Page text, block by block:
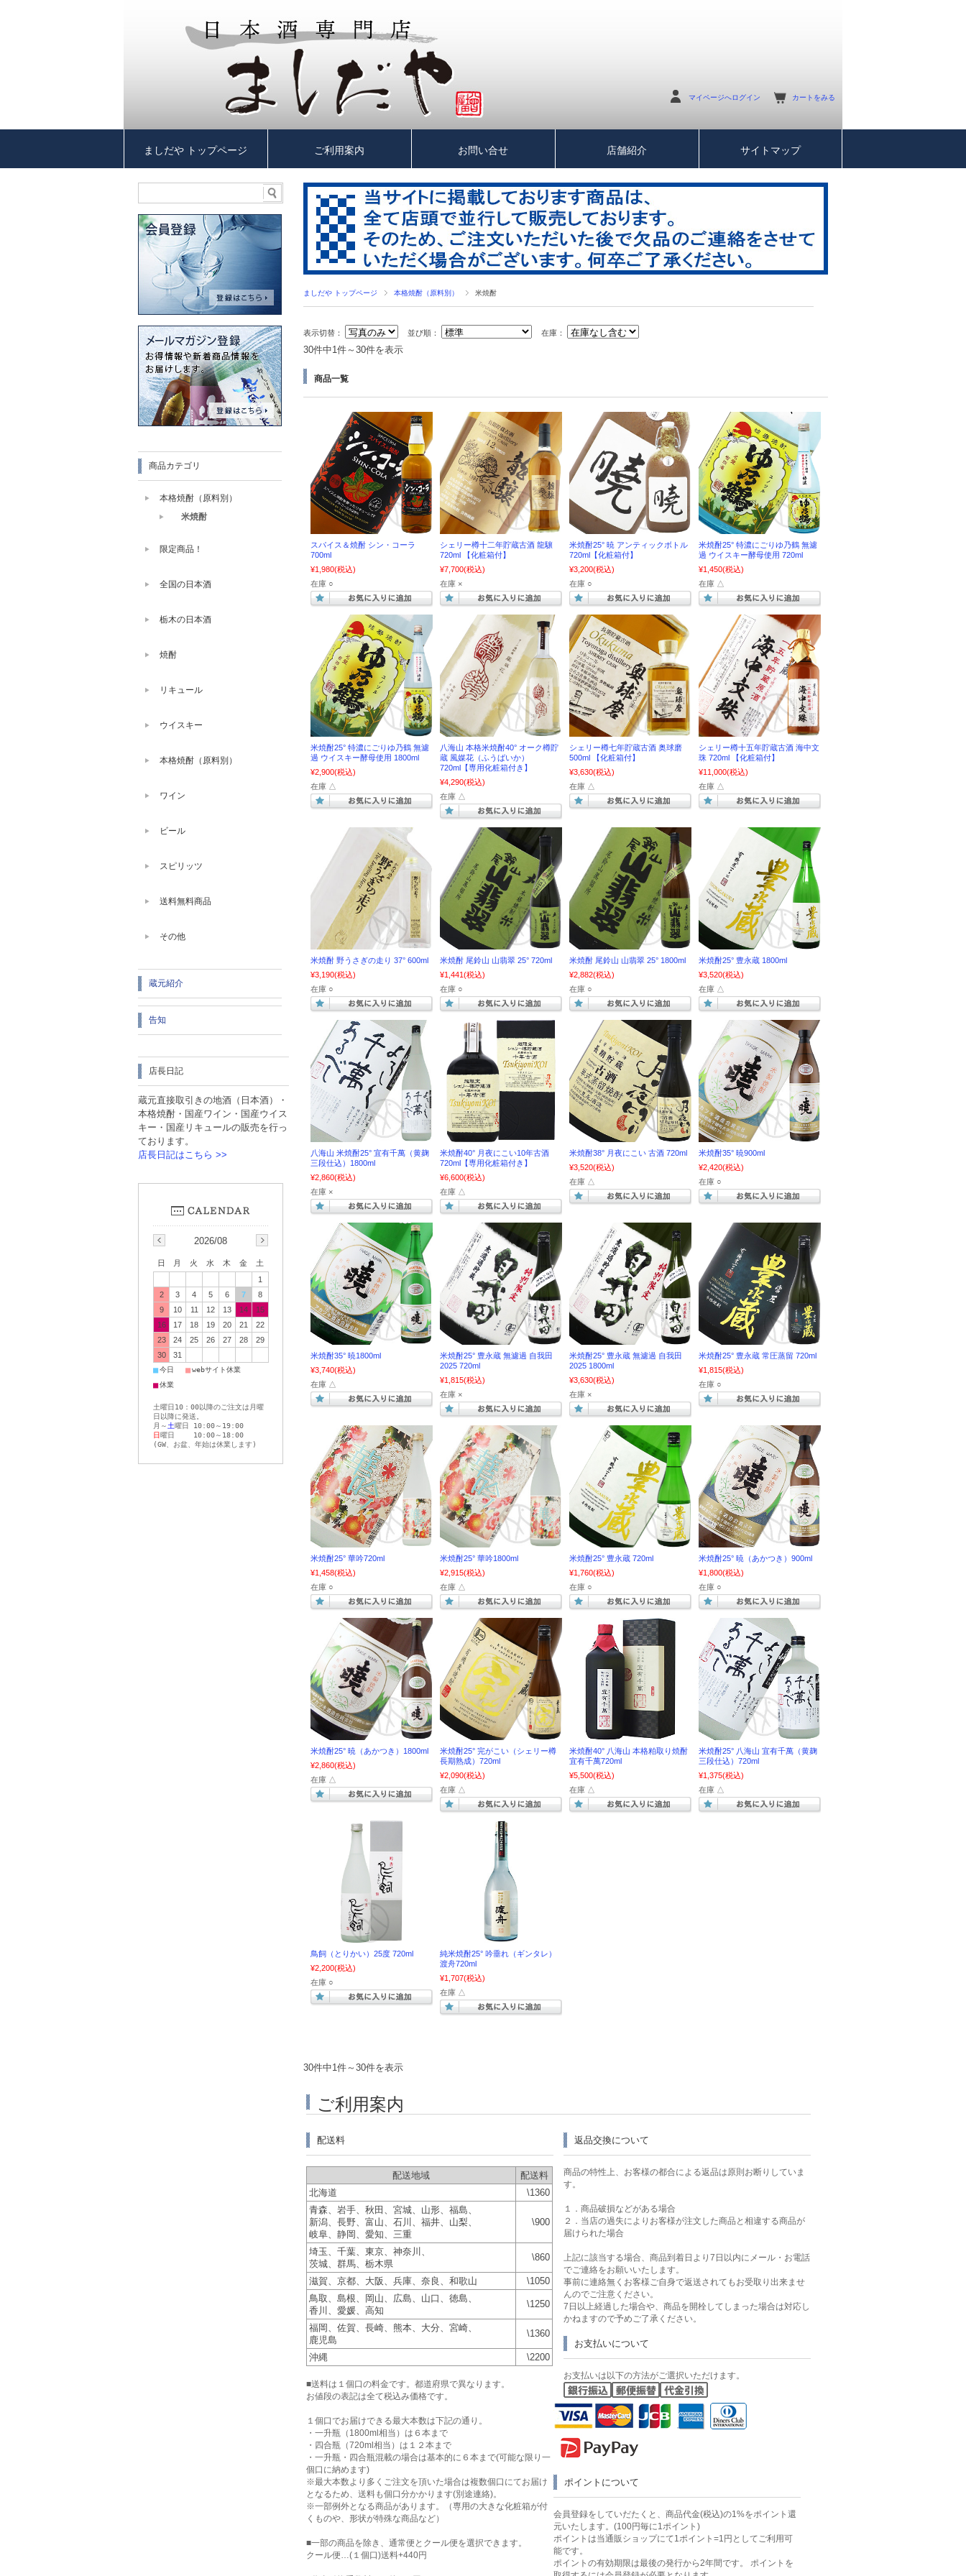
マイページへログイン カートをみる
ましだや トップページ ご利用案内 お問い合せ 店舗紹介 サイトマップ
ましだや トップページ 本格焼酎（原料別） 米焼酎
表示切替： 並び順： 在庫：
30件中1件～30件を表示
商品一覧
スパイス＆焼酎 シン・コーラ
700ml
¥1,980(税込)
在庫 ○
シェリー樽十二年貯蔵古酒 龍驤
720ml 【化粧箱付】
¥7,700(税込)
在庫 ×
米焼酎25° 暁 アンティックボトル
720ml【化粧箱付】
¥3,200(税込)
在庫 ○
米焼酎25° 特濃にごりゆ乃鶴 無濾
過 ウイスキー酵母使用 720ml
¥1,450(税込)
在庫 △
米焼酎25° 特濃にごりゆ乃鶴 無濾
過 ウイスキー酵母使用 1800ml
¥2,900(税込)
在庫 △
八海山 本格米焼酎40° オーク樽貯
蔵 風媒花（ふうばいか）
720ml【専用化粧箱付き】
¥4,290(税込)
在庫 △
シェリー樽七年貯蔵古酒 奥球磨
500ml 【化粧箱付】
¥3,630(税込)
在庫 △
シェリー樽十五年貯蔵古酒 海中文
珠 720ml 【化粧箱付】
¥11,000(税込)
在庫 △
米焼酎 野うさぎの走り 37° 600ml
¥3,190(税込)
在庫 ○
米焼酎 尾鈴山 山翡翠 25° 720ml
¥1,441(税込)
在庫 ○
米焼酎 尾鈴山 山翡翠 25° 1800ml
¥2,882(税込)
在庫 ○
米焼酎25° 豊永蔵 1800ml
¥3,520(税込)
在庫 △
八海山 米焼酎25° 宜有千萬（黄麹
三段仕込）1800ml
¥2,860(税込)
在庫 ×
米焼酎40° 月夜にこい10年古酒
720ml【専用化粧箱付き】
¥6,600(税込)
在庫 △
米焼酎38° 月夜にこい 古酒 720ml
¥3,520(税込)
在庫 △
米焼酎35° 暁900ml
¥2,420(税込)
在庫 ○
米焼酎35° 暁1800ml
¥3,740(税込)
在庫 △
米焼酎25° 豊永蔵 無濾過 自我田
2025 720ml
¥1,815(税込)
在庫 ×
米焼酎25° 豊永蔵 無濾過 自我田
2025 1800ml
¥3,630(税込)
在庫 ×
米焼酎25° 豊永蔵 常圧蒸留 720ml
¥1,815(税込)
在庫 ○
米焼酎25° 華吟720ml
¥1,458(税込)
在庫 ○
米焼酎25° 華吟1800ml
¥2,915(税込)
在庫 △
米焼酎25° 豊永蔵 720ml
¥1,760(税込)
在庫 ○
米焼酎25° 暁（あかつき）900ml
¥1,800(税込)
在庫 ○
米焼酎25° 暁（あかつき）1800ml
¥2,860(税込)
在庫 △
米焼酎25° 完がこい（シェリー樽
長期熟成）720ml
¥2,090(税込)
在庫 △
米焼酎40° 八海山 本格粕取り焼酎
宜有千萬720ml
¥5,500(税込)
在庫 △
米焼酎25° 八海山 宜有千萬（黄麹
三段仕込）720ml
¥1,375(税込)
在庫 △
鳥飼（とりかい）25度 720ml
¥2,200(税込)
在庫 ○
純米焼酎25° 吟垂れ（ギンタレ）
渡舟720ml
¥1,707(税込)
在庫 △
30件中1件～30件を表示
ご利用案内
配送料
配送地域
配送料
北海道
\1360
青森、岩手、秋田、宮城、山形、福島、
新潟、長野、富山、石川、福井、山梨、
岐阜、静岡、愛知、三重
\900
埼玉、千葉、東京、神奈川、
茨城、群馬、栃木県
\860
滋賀、京都、大阪、兵庫、奈良、和歌山
\1050
鳥取、島根、岡山、広島、山口、徳島、
香川、愛媛、高知
\1250
福岡、佐賀、長崎、熊本、大分、宮崎、
鹿児島
\1360
沖縄 \2200
■送料は１個口の料金です。都道府県で異なります。
お値段の表記は全て税込み価格です。
１個口でお届けできる最大本数は下記の通り。
・一升瓶（1800ml相当）は６本まで
・四合瓶（720ml相当）は１２本まで
・一升瓶・四合瓶混載の場合は基本的に６本まで(可能な限り一
個口に納めます)
※最大本数より多くご注文を頂いた場合は複数個口にてお届け
となるため、送料も個口分かかります(別途連絡)。
※一部例外となる商品があります。（専用の大きな化粧箱が付
くものや、形状が特殊な商品など）
■一部の商品を除き、通常便とクール便を選択できます。
クール便…(１個口)送料+440円
返品交換について
商品の特性上、お客様の都合による返品は原則お断りしていま
す。
１．商品破損などがある場合
２．当店の過失によりお客様が注文した商品と相違する商品が
届けられた場合
上記に該当する場合、商品到着日より7日以内にメール・お電話
でご連絡をお願いいたします。
事前に連絡無くお客様ご自身で返送されてもお受取り出来ませ
んのでご注意ください。
7日以上経過した場合や、商品を開栓してしまった場合は対応し
かねますので予めご了承ください。
お支払いについて
お支払いは以下の方法がご選択いただけます。
ポイントについて
会員登録をしていだたくと、商品代金(税込)の1%をポイント還
元いたします。(100円毎に1ポイント)
ポイントは当通販ショップにて1ポイント=1円としてご利用可
能です。
ポイントの有効期限は最後の発行から2年間です。 ポイントを
商品カテゴリ
本格焼酎（原料別）
米焼酎
限定商品！
全国の日本酒
栃木の日本酒
焼酎
リキュール
ウイスキー
本格焼酎（原料別）
ワイン
ビール
スピリッツ
送料無料商品
その他
蔵元紹介
告知
店長日記
蔵元直接取引きの地酒（日本酒）・
本格焼酎・国産ワイン・国産ウイス
キー・国産リキュールの販売を行っ
ております。
店長日記はこちら >>
2026/08
日 月 火 水 木 金
土
1
2
3 4 5 6 7
8
9
10 11 12 13 14
15
16
17 18 19 20 21
22
23
24 25 26 27 28
29
30
31
■今日 ■webサイト休業
■休業
土曜日10：00以降のご注文は月曜
日以降に発送。
月～ 土曜日 10:00～19:00
日曜日 10:00～18:00
(GW、お盆、年始は休業します)